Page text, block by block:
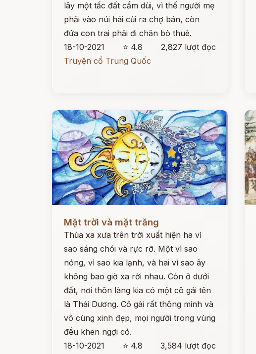
lây một tấc đất cắm dùi, vì thế người mẹ
phải vào núi hái củi ra chợ bán, còn
đứa con trai phải đi chăn bò thuê.
18-10-2021
⭐ 4.8
2,827 lượt đọc
Truyện cổ Trung Quốc
Mặt trời và mặt trăng
Thủa xa xưa trên trời xuất hiện ha vì
sao sáng chói và rực rỡ. Một vì sao
nóng, vì sao kia lạnh, và hai vì sao ây
không bao giờ xa rời nhau. Còn ở dưới
đất, nơi thôn làng kia có một cô gái tên
là Thái Dương. Cô gái rất thông minh và
vô cùng xinh đẹp, mọi người trong vùng
đều khen ngợi có.
18-10-2021
⭐ 4.8
3,584 lượt đọc